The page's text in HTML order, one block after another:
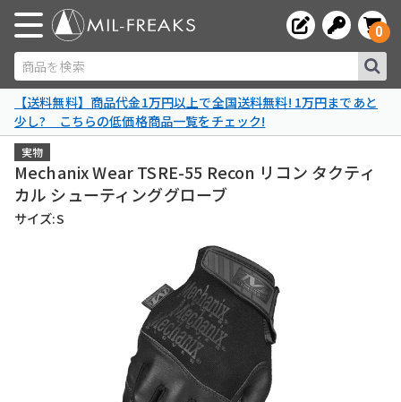
商品を検索
0
【送料無料】商品代金1万円以上で全国送料無料! 1万円まであと
少し? こちらの低価格商品一覧をチェック!
実物
Mechanix Wear TSRE-55 Recon リコン タクティ
カル シューティンググローブ
サイズ:S